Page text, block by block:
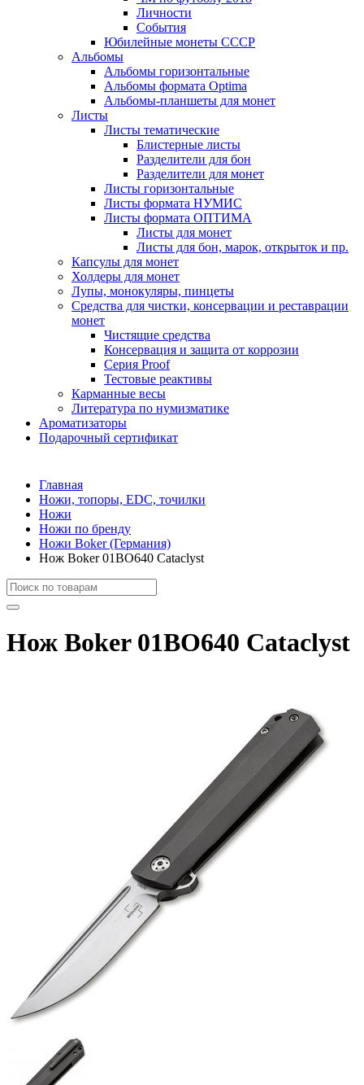
Личности
События
Юбилейные монеты СССР
Альбомы
Альбомы горизонтальные
Альбомы формата Optima
Альбомы-планшеты для монет
Листы
Листы тематические
Блистерные листы
Разделители для бон
Разделители для монет
Листы горизонтальные
Листы формата НУМИС
Листы формата ОПТИМА
Листы для монет
Листы для бон, марок, открыток и пр.
Капсулы для монет
Холдеры для монет
Лупы, монокуляры, пинцеты
Средства для чистки, консервации и реставрации
монет
Чистящие средства
Консервация и защита от коррозии
Серия Proof
Тестовые реактивы
Карманные весы
Литература по нумизматике
Ароматизаторы
Подарочный сертификат
Главная
Ножи, топоры, EDC, точилки
Ножи
Ножи по бренду
Ножи Boker (Германия)
Нож Boker 01BO640 Cataclyst
Нож Boker 01BO640 Cataclyst